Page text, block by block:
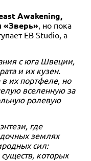
Awakening,
«Зверь», но пока
EB Studio, а
с юга Швеции,
и их кузен.
их портфеле, но
вселенную за
ролевую
где
землях
сил:
которых